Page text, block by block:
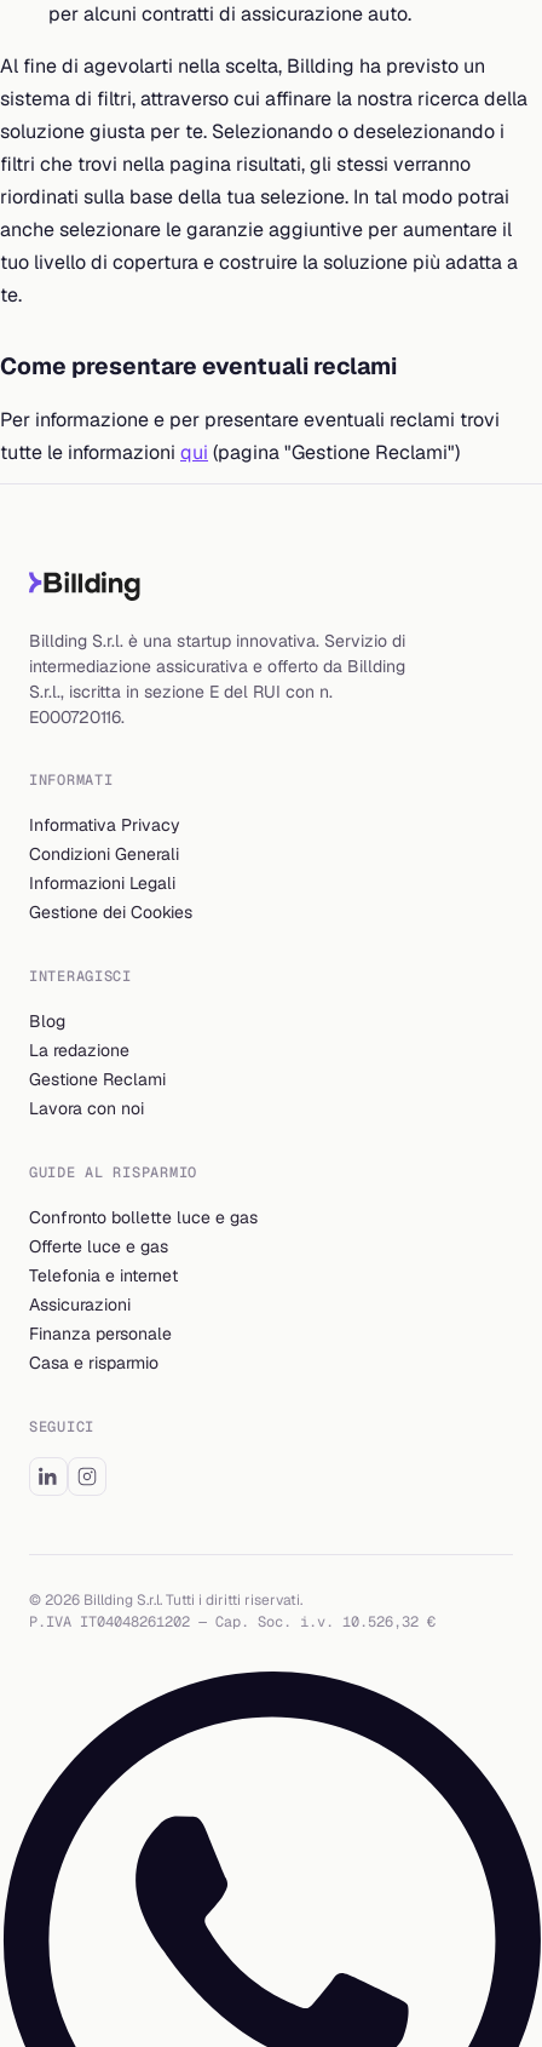
per alcuni contratti di assicurazione auto.
Al fine di agevolarti nella scelta, Billding ha previsto un
sistema di filtri, attraverso cui affinare la nostra ricerca della
soluzione giusta per te. Selezionando o deselezionando i
filtri che trovi nella pagina risultati, gli stessi verranno
riordinati sulla base della tua selezione. In tal modo potrai
anche selezionare le garanzie aggiuntive per aumentare il
tuo livello di copertura e costruire la soluzione più adatta a
te.
Come presentare eventuali reclami
Per informazione e per presentare eventuali reclami trovi
tutte le informazioni qui (pagina "Gestione Reclami")
Billding S.r.l. è una startup innovativa. Servizio di
intermediazione assicurativa e offerto da Billding
S.r.l., iscritta in sezione E del RUI con n.
E000720116.
INFORMATI
Informativa Privacy
Condizioni Generali
Informazioni Legali
Gestione dei Cookies
INTERAGISCI
Blog
La redazione
Gestione Reclami
Lavora con noi
GUIDE AL RISPARMIO
Confronto bollette luce e gas
Offerte luce e gas
Telefonia e internet
Assicurazioni
Finanza personale
Casa e risparmio
SEGUICI
© 2026 Billding S.r.l. Tutti i diritti riservati.
P.IVA IT04048261202 — Cap. Soc. i.v. 10.526,32 €